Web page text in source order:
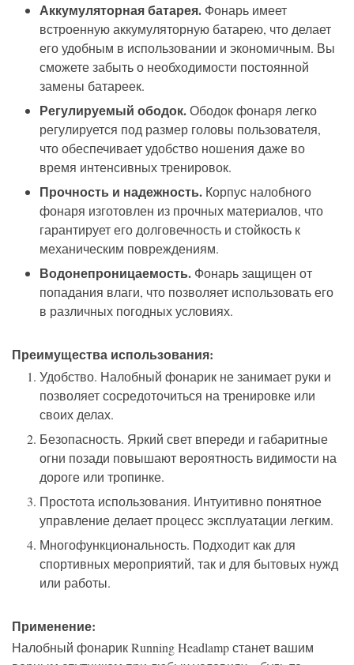
Аккумуляторная батарея. Фонарь имеет
встроенную аккумуляторную батарею, что делает
его удобным в использовании и экономичным. Вы
сможете забыть о необходимости постоянной
замены батареек.
Регулируемый ободок.Ободок фонаря легко
регулируется под размер головы пользователя,
что обеспечивает удобство ношения даже во
время интенсивных тренировок.
Прочность и надежность. Корпус налобного
фонаря изготовлен из прочных материалов, что
гарантирует его долговечность и стойкость к
механическим повреждениям.
Водонепроницаемость. Фонарь защищен от
попадания влаги, что позволяет использовать его
в различных погодных условиях.
Преимущества использования:
Удобство. Налобный фонарик не занимает руки и
позволяет сосредоточиться на тренировке или
своих делах.
Безопасность. Яркий свет впереди и габаритные
огни позади повышают вероятность видимости на
дороге или тропинке.
Простота использования. Интуитивно понятное
управление делает процесс эксплуатации легким.
Многофункциональность. Подходит как для
спортивных мероприятий, так и для бытовых нужд
или работы.
Применение:
Налобный фонарик Running Headlamp станет вашим